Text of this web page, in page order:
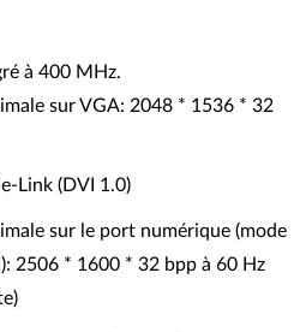
à 400 MHz.
sur VGA: 2048 * 1536 * 32
Link (DVI 1.0)
sur le port numérique (mode
2506 * 1600 * 32 bpp à 60 Hz